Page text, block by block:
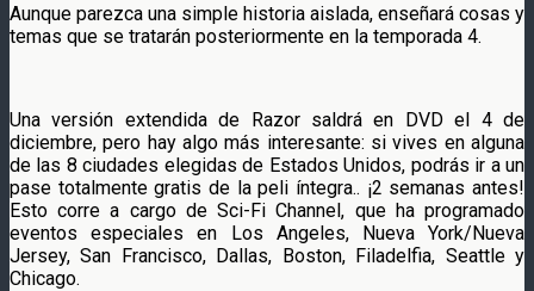
Aunque parezca una simple historia aislada, enseñará cosas y
temas que se tratarán posteriormente en la temporada 4.
Una versión extendida de Razor saldrá en DVD el 4 de
diciembre, pero hay algo más interesante: si vives en alguna
de las 8 ciudades elegidas de Estados Unidos, podrás ir a un
pase totalmente gratis de la peli íntegra.. ¡2 semanas antes!
Esto corre a cargo de Sci-Fi Channel, que ha programado
eventos especiales en Los Angeles, Nueva York/Nueva
Jersey, San Francisco, Dallas, Boston, Filadelfia, Seattle y
Chicago.